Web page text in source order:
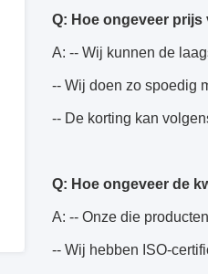
Q: Hoe ongeveer
A: -- Wij kunnen de
-- Wij doen zo spoedig
-- De korting kan
Q: Hoe ongeveer de
A: -- Onze die
-- Wij hebben ISO-